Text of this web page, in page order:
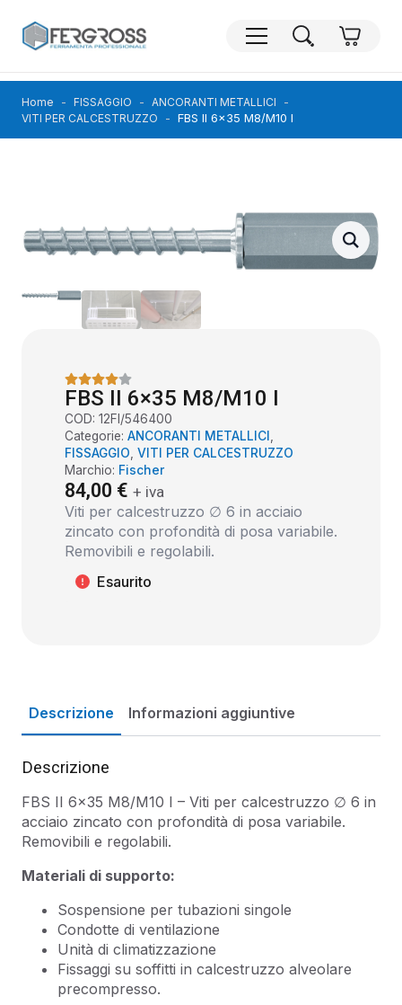
Home FISSAGGIO
ANCORANTI METALLICI
VITI PER CALCESTRUZZO
FBS II 6×35 M8/M10 I
FBS II 6×35 M8/M10 I
COD: 12FI/546400
Categorie: ANCORANTI METALLICI
FISSAGGIO VITI PER CALCESTRUZZO
Marchio: Fischer
84,00 € + iva
Viti per calcestruzzo ∅ 6 in acciaio
zincato con profondità di posa variabile.
Removibili e regolabili.
Esaurito
Descrizione Informazioni aggiuntive
Descrizione
FBS II 6×35 M8/M10 I – Viti per calcestruzzo ∅ 6 in
acciaio zincato con profondità di posa variabile.
Removibili e regolabili.
Materiali di supporto:
Sospensione per tubazioni singole
Condotte di ventilazione
Unità di climatizzazione
Fissaggi su soffitti in calcestruzzo alveolare
precompresso.